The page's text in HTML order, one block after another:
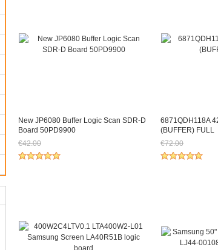
New JP6080 Buffer Logic Scan SDR-D
Board 50PD9900
€42.00
Jetzt nur noch €39.06
6871QDH118A
(BUFFER) FULL
€72.00
Jetzt nur noch